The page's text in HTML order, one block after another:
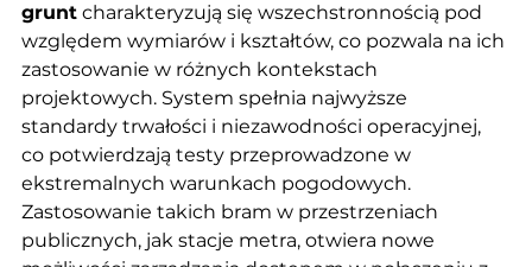
grunt charakteryzują się wszechstronnością pod
względem wymiarów i kształtów, co pozwala na ich
zastosowanie w różnych kontekstach
projektowych. System spełnia najwyższe
standardy trwałości i niezawodności operacyjnej,
co potwierdzają testy przeprowadzone w
ekstremalnych warunkach pogodowych.
Zastosowanie takich bram w przestrzeniach
publicznych, jak stacje metra, otwiera nowe